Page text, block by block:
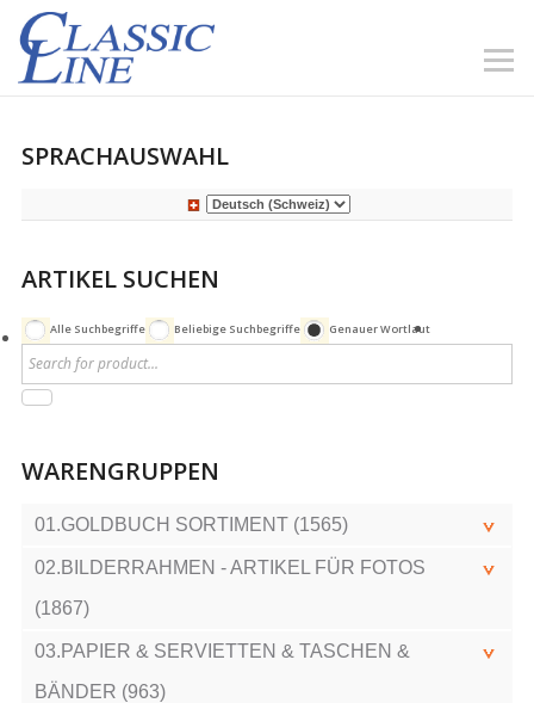
SPRACHAUSWAHL
ARTIKEL SUCHEN
Alle Suchbegriffe Beliebige Suchbegriffe Genauer Wortlaut
WARENGRUPPEN
01.GOLDBUCH SORTIMENT (1565)
02.BILDERRAHMEN - ARTIKEL FÜR FOTOS
(1867)
03.PAPIER & SERVIETTEN & TASCHEN &
BÄNDER (963)